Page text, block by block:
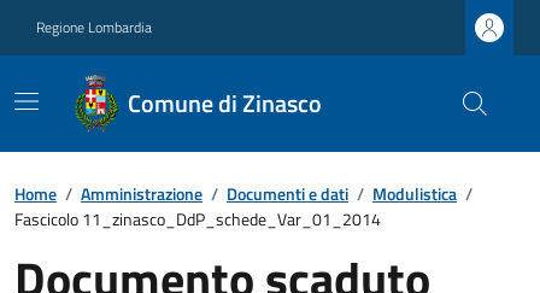
Regione Lombardia
Comune di Zinasco
Home / Amministrazione / Documenti e dati / Modulistica /
Fascicolo 11_zinasco_DdP_schede_Var_01_2014